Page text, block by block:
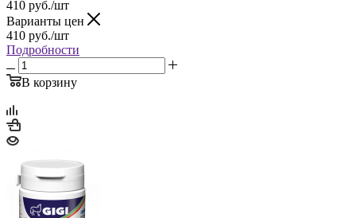
410 руб./шт
Варианты цен
410 руб./шт
Подробности
В корзину